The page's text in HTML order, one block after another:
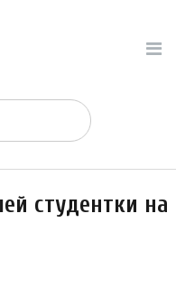
студентки